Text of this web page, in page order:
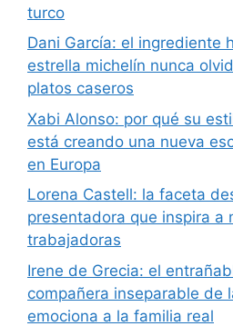
turco
Dani García: el ingrediente
estrella michelín nunca
platos caseros
Xabi Alonso: por qué su
está creando una nueva
en Europa
Lorena Castell: la faceta
presentadora que inspira a
trabajadoras
Irene de Grecia: el
compañera inseparable de
emociona a la familia real